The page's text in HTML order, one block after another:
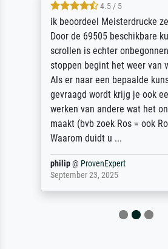
4.5 / 5
ik beoordeel Meisterdrucke
Door de 69505 beschikbare
scrollen is echter
stoppen begint het weer van
Als er naar een bepaalde
gevraagd wordt krijg je ook
werken van andere wat het
maakt (bvb zoek Ros = ook
Waarom duidt u ...
philip@ ProvenExpert
September 23, 2025